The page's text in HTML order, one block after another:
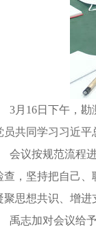
3月16日下午，
员共同学习习近平
会议按规范流程
查，坚持把自己、
聚思想共识、增进
禹志加对会议给